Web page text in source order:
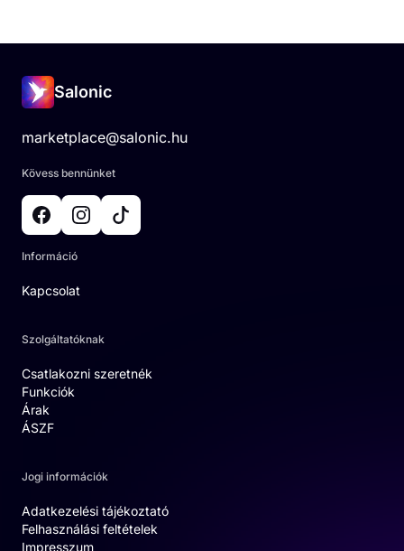
Salonic
marketplace@salonic.hu
Kövess bennünket
Információ
Kapcsolat
Szolgáltatóknak
Csatlakozni szeretnék
Funkciók
Árak
ÁSZF
Jogi információk
Adatkezelési tájékoztató
Felhasználási feltételek
Impresszum